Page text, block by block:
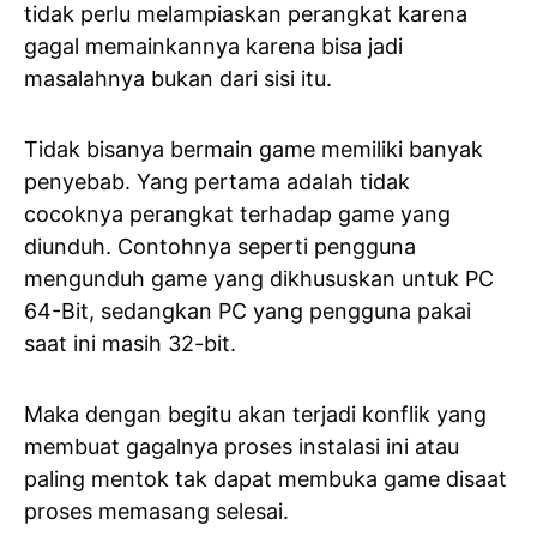
tidak perlu melampiaskan perangkat karena
gagal memainkannya karena bisa jadi
masalahnya bukan dari sisi itu.
Tidak bisanya bermain game memiliki banyak
penyebab. Yang pertama adalah tidak
cocoknya perangkat terhadap game yang
diunduh. Contohnya seperti pengguna
mengunduh game yang dikhususkan untuk PC
64-Bit, sedangkan PC yang pengguna pakai
saat ini masih 32-bit.
Maka dengan begitu akan terjadi konflik yang
membuat gagalnya proses instalasi ini atau
paling mentok tak dapat membuka game disaat
proses memasang selesai.